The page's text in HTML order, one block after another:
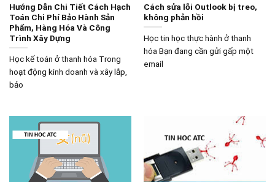
Hướng Dẫn Chi Tiết Cách Hạch
Toán Chi Phí Bảo Hành Sản
Phẩm, Hàng Hóa Và Công
Trình Xây Dựng
Học kế toán ở thanh hóa Trong
hoạt động kinh doanh và xây lắp,
bảo
Cách sửa lỗi Outlook bị treo,
không phản hồi
Học tin học thực hành ở thanh
hóa Bạn đang cần gửi gấp một
email